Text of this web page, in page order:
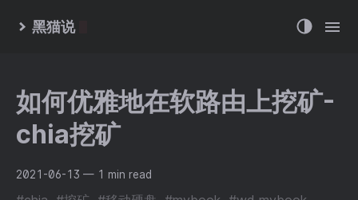
黑猫说
如何优雅地在软路由上挖矿-
chia挖矿
2021-06-13 — 1 min read